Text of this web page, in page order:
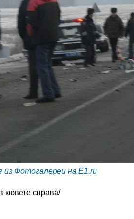
Фотогалереи на E1.ru
кювете справа/